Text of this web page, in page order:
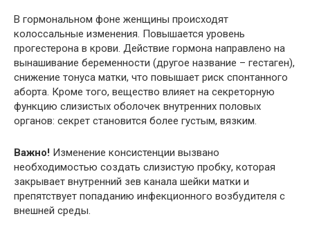
В гормональном фоне женщины происходят
колоссальные изменения. Повышается уровень
прогестерона в крови. Действие гормона направлено на
вынашивание беременности (другое название – гестаген),
снижение тонуса матки, что повышает риск спонтанного
аборта. Кроме того, вещество влияет на секреторную
функцию слизистых оболочек внутренних половых
органов: секрет становится более густым, вязким.
Важно! Изменение консистенции вызвано
необходимостью создать слизистую пробку, которая
закрывает внутренний зев канала шейки матки и
препятствует попаданию инфекционного возбудителя с
внешней среды.